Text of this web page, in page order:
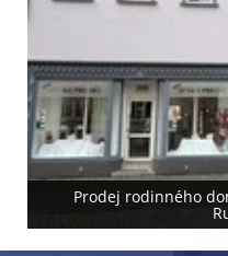
Prodej rodinného